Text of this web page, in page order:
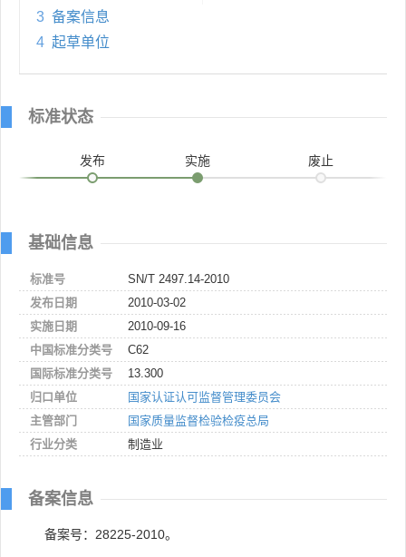
3 备案信息
4 起草单位
标准状态
发布 实施 废止
基础信息
标准号
SN/T 2497.14-2010
发布日期
2010-03-02
实施日期
2010-09-16
中国标准分类号
C62
国际标准分类号
13.300
归口单位
国家认证认可监督管理委员会
主管部门
国家质量监督检验检疫总局
行业分类
制造业
备案信息
备案号：28225-2010。